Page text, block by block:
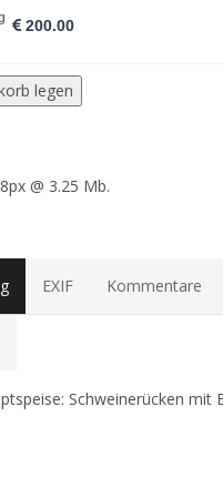
200.00
@ 3.25 Mb.
EXIF Kommentare
Schweinerücken mit